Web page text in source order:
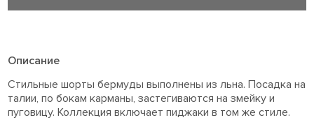
Описание
Стильные шорты бермуды выполнены из льна. Посадка на
талии, по бокам карманы, застегиваются на змейку и
пуговицу. Коллекция включает пиджаки в том же стиле.